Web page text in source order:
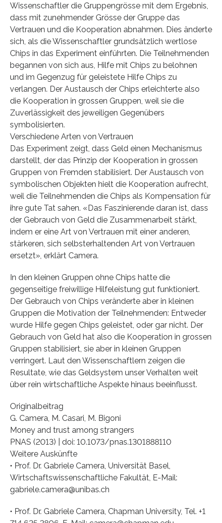
Wissenschaftler die Gruppengrösse mit dem Ergebnis,
dass mit zunehmender Grösse der Gruppe das
Vertrauen und die Kooperation abnahmen. Dies änderte
sich, als die Wissenschaftler grundsätzlich wertlose
Chips in das Experiment einführten. Die Teilnehmenden
begannen von sich aus, Hilfe mit Chips zu belohnen
und im Gegenzug für geleistete Hilfe Chips zu
verlangen. Der Austausch der Chips erleichterte also
die Kooperation in grossen Gruppen, weil sie die
Zuverlässigkeit des jeweiligen Gegenübers
symbolisierten.
Verschiedene Arten von Vertrauen
Das Experiment zeigt, dass Geld einen Mechanismus
darstellt, der das Prinzip der Kooperation in grossen
Gruppen von Fremden stabilisiert. Der Austausch von
symbolischen Objekten hielt die Kooperation aufrecht,
weil die Teilnehmenden die Chips als Kompensation für
ihre gute Tat sahen. «Das Faszinierende daran ist, dass
der Gebrauch von Geld die Zusammenarbeit stärkt,
indem er eine Art von Vertrauen mit einer anderen,
stärkeren, sich selbsterhaltenden Art von Vertrauen
ersetzt», erklärt Camera.
In den kleinen Gruppen ohne Chips hatte die
gegenseitige freiwillige Hilfeleistung gut funktioniert.
Der Gebrauch von Chips veränderte aber in kleinen
Gruppen die Motivation der Teilnehmenden: Entweder
wurde Hilfe gegen Chips geleistet, oder gar nicht. Der
Gebrauch von Geld hat also die Kooperation in grossen
Gruppen stabilisiert, sie aber in kleinen Gruppen
verringert. Laut den Wissenschaftlern zeigen die
Resultate, wie das Geldsystem unser Verhalten weit
über rein wirtschaftliche Aspekte hinaus beeinflusst.
Originalbeitrag
G. Camera, M. Casari, M. Bigoni
Money and trust among strangers
PNAS (2013) | doi: 10.1073/pnas.1301888110
Weitere Auskünfte
• Prof. Dr. Gabriele Camera, Universität Basel,
Wirtschaftswissenschaftliche Fakultät, E-Mail:
gabriele.camera@unibas.ch
• Prof. Dr. Gabriele Camera, Chapman University, Tel. +1